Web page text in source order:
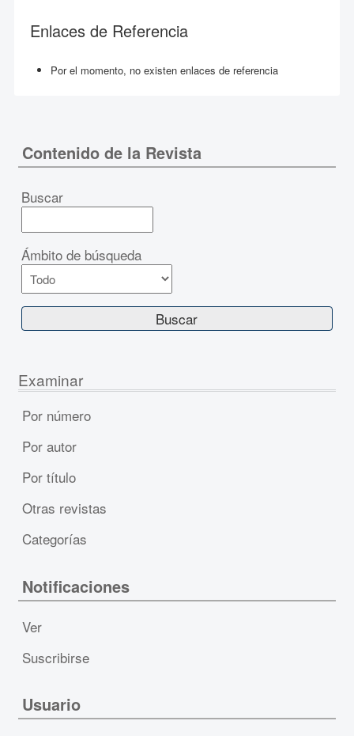
Enlaces de Referencia
Por el momento, no existen enlaces de referencia
Contenido de la Revista
Buscar
Ámbito de búsqueda
Examinar
Por número
Por autor
Por título
Otras revistas
Categorías
Notificaciones
Ver
Suscribirse
Usuario